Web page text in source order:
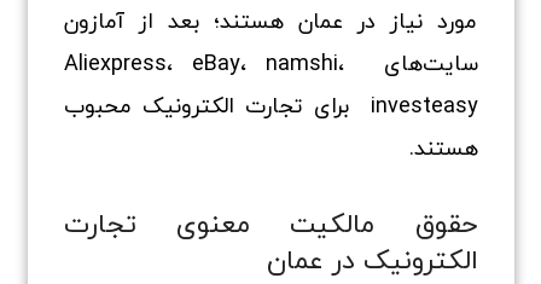
مورد نیاز در عمان هستند؛ بعد از آمازون
سایت‌های Aliexpress، eBay، namshi،
investeasy برای تجارت الکترونیک محبوب
هستند.
حقوق مالکیت معنوی تجارت
الکترونیک در عمان